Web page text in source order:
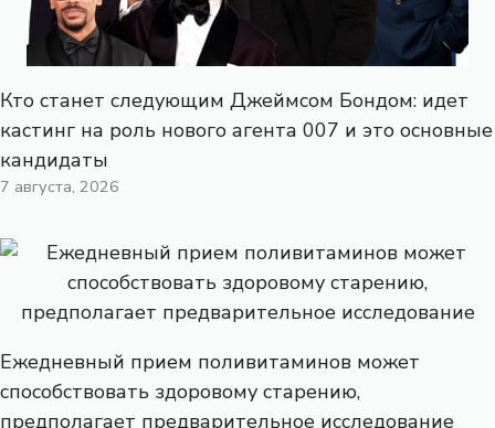
Кто станет следующим Джеймсом Бондом: идет
кастинг на роль нового агента 007 и это основные
кандидаты
7 августа, 2026
Ежедневный прием поливитаминов может
способствовать здоровому старению,
предполагает предварительное исследование